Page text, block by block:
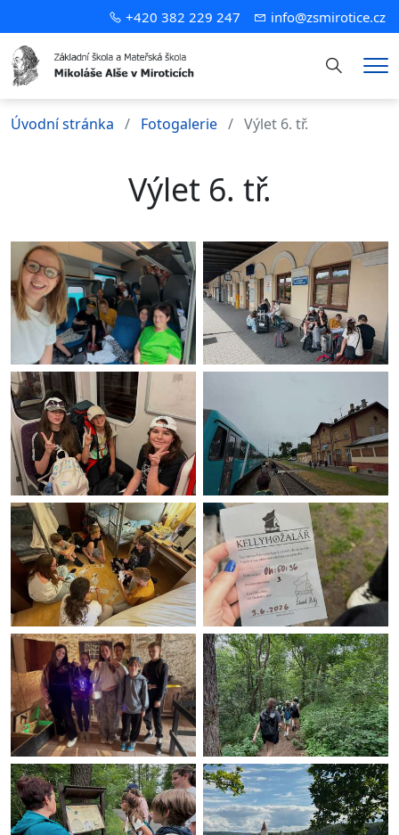
+420 382 229 247 info@zsmirotice.cz
Hledání
Úvodní stránka Fotogalerie Výlet 6. tř.
Výlet 6. tř.